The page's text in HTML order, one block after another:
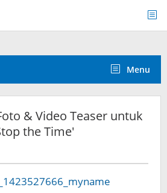
Menu
& Video Teaser untuk
the Time'